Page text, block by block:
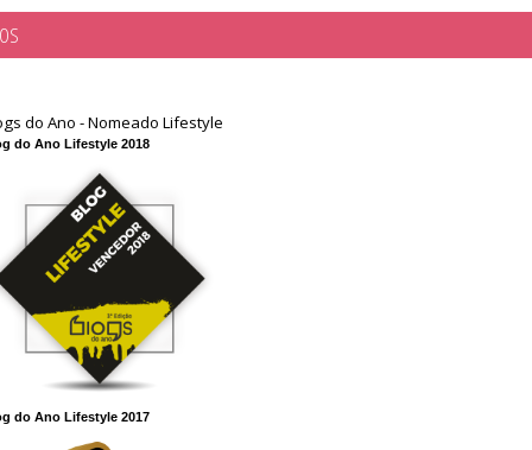
do Ano - Nomeado Lifestyle
do Ano Lifestyle 2018
do Ano Lifestyle 2017